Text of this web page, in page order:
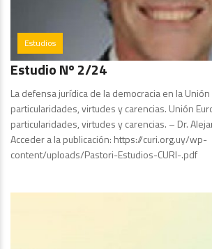
Estudios
Estudio Nº 2/24
La defensa jurídica de la democracia en la Unión
particularidades, virtudes y carencias. Unión
particularidades, virtudes y carencias. – Dr.
Acceder a la publicación: https://curi.org.uy/wp-
content/uploads/Pastori-Estudios-CURI-.pdf